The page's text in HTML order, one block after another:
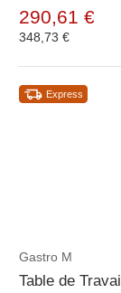
290,61 €
348,73 €
Express
Gastro M
Table de